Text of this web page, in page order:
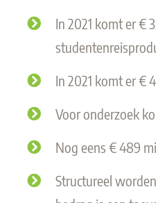
In 2021 komt er €
In 2021 komt er €
Voor onderzoek
Nog eens € 489
Structureel